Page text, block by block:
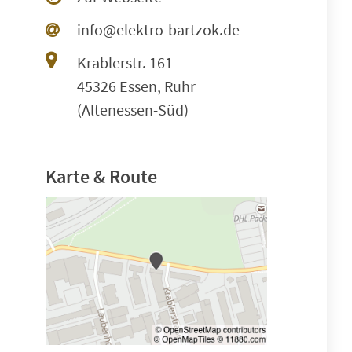
info@elektro-bartzok.de
Krablerstr. 161
45326 Essen, Ruhr
(Altenessen-Süd)
Karte & Route